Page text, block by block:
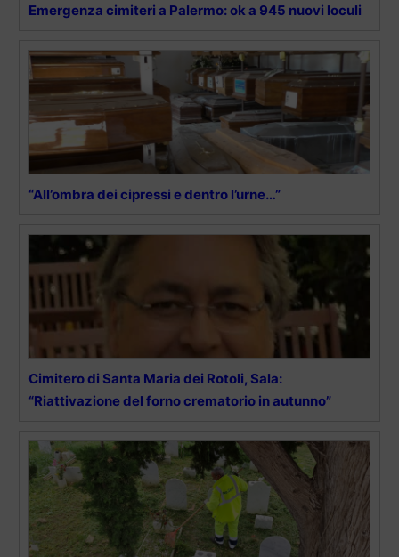
Emergenza cimiteri a Palermo: ok a 945 nuovi loculi
“All’ombra dei cipressi e dentro l’urne…”
Cimitero di Santa Maria dei Rotoli, Sala:
“Riattivazione del forno crematorio in autunno”